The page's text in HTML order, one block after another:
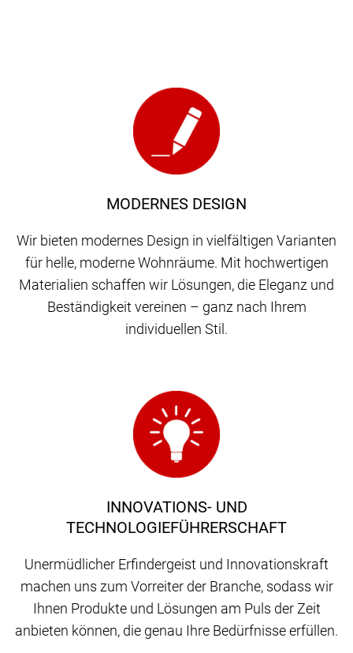
MODERNES DESIGN
Wir bieten modernes Design in vielfältigen Varianten
für helle, moderne Wohnräume. Mit hochwertigen
Materialien schaffen wir Lösungen, die Eleganz und
Beständigkeit vereinen – ganz nach Ihrem
individuellen Stil.
INNOVATIONS- UND
TECHNOLOGIEFÜHRERSCHAFT
Unermüdlicher Erfindergeist und Innovationskraft
machen uns zum Vorreiter der Branche, sodass wir
Ihnen Produkte und Lösungen am Puls der Zeit
anbieten können, die genau Ihre Bedürfnisse erfüllen.